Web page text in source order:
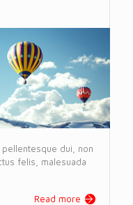
dui, non
felis, malesuada
Read more